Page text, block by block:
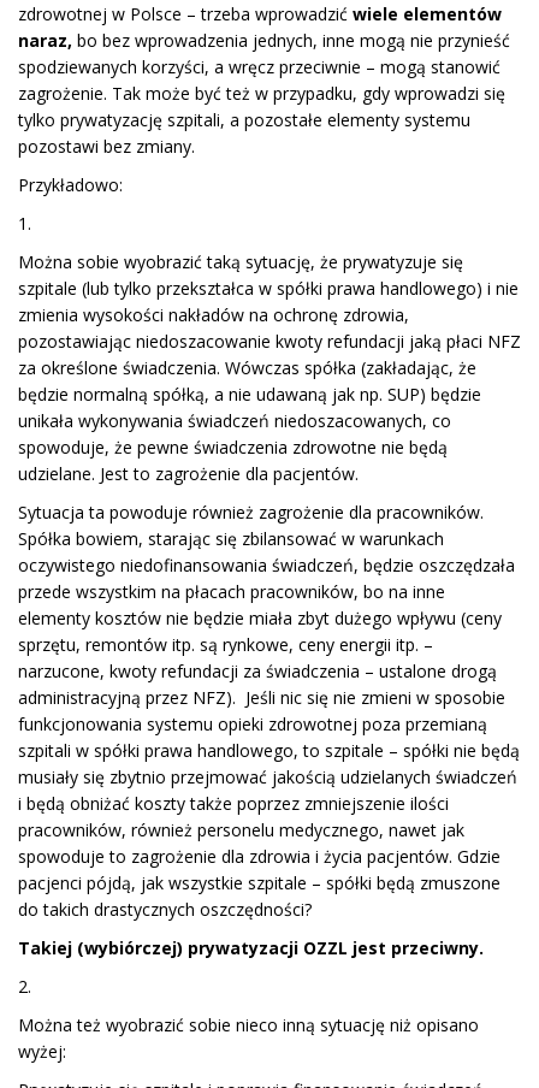
zdrowotnej w Polsce – trzeba wprowadzić wiele elementów
naraz, bo bez wprowadzenia jednych, inne mogą nie przynieść
spodziewanych korzyści, a wręcz przeciwnie – mogą stanowić
zagrożenie. Tak może być też w przypadku, gdy wprowadzi się
tylko prywatyzację szpitali, a pozostałe elementy systemu
pozostawi bez zmiany.
Przykładowo:
1.
Można sobie wyobrazić taką sytuację, że prywatyzuje się
szpitale (lub tylko przekształca w spółki prawa handlowego) i nie
zmienia wysokości nakładów na ochronę zdrowia,
pozostawiając niedoszacowanie kwoty refundacji jaką płaci NFZ
za określone świadczenia. Wówczas spółka (zakładając, że
będzie normalną spółką, a nie udawaną jak np. SUP) będzie
unikała wykonywania świadczeń niedoszacowanych, co
spowoduje, że pewne świadczenia zdrowotne nie będą
udzielane. Jest to zagrożenie dla pacjentów.
Sytuacja ta powoduje również zagrożenie dla pracowników.
Spółka bowiem, starając się zbilansować w warunkach
oczywistego niedofinansowania świadczeń, będzie oszczędzała
przede wszystkim na płacach pracowników, bo na inne
elementy kosztów nie będzie miała zbyt dużego wpływu (ceny
sprzętu, remontów itp. są rynkowe, ceny energii itp. –
narzucone, kwoty refundacji za świadczenia – ustalone drogą
administracyjną przez NFZ). Jeśli nic się nie zmieni w sposobie
funkcjonowania systemu opieki zdrowotnej poza przemianą
szpitali w spółki prawa handlowego, to szpitale – spółki nie będą
musiały się zbytnio przejmować jakością udzielanych świadczeń
i będą obniżać koszty także poprzez zmniejszenie ilości
pracowników, również personelu medycznego, nawet jak
spowoduje to zagrożenie dla zdrowia i życia pacjentów. Gdzie
pacjenci pójdą, jak wszystkie szpitale – spółki będą zmuszone
do takich drastycznych oszczędności?
Takiej (wybiórczej) prywatyzacji OZZL jest przeciwny.
2.
Można też wyobrazić sobie nieco inną sytuację niż opisano
wyżej: